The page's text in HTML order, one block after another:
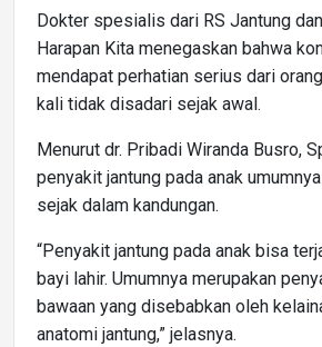
Dokter spesialis dari RS Jantung
Harapan Kita menegaskan bahwa
mendapat perhatian serius dari
kali tidak disadari sejak awal.
Menurut dr. Pribadi Wiranda Busro,
penyakit jantung pada anak
sejak dalam kandungan.
“Penyakit jantung pada anak bisa
bayi lahir. Umumnya merupakan
bawaan yang disebabkan oleh
anatomi jantung,” jelasnya.